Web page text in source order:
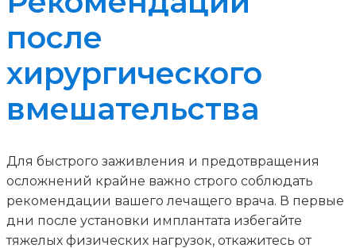
после
хирургического
вмешательства
Для быстрого заживления и предотвращения
осложнений крайне важно строго соблюдать
рекомендации вашего лечащего врача. В первые
дни после установки имплантата избегайте
тяжелых физических нагрузок, откажитесь от